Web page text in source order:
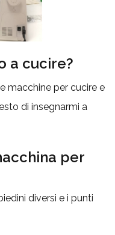
a cucire?
macchine per cucire e
di insegnarmi a
per
diversi e i punti